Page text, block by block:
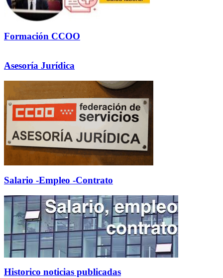
Formación CCOO
Asesoría Jurídica
Salario -Empleo -Contrato
Historico noticias publicadas